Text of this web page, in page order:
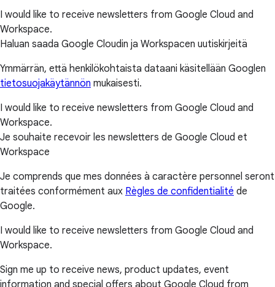
I would like to receive newsletters from Google Cloud and
Workspace.
Haluan saada Google Cloudin ja Workspacen uutiskirjeitä
Ymmärrän, että henkilökohtaista dataani käsitellään Googlen
tietosuojakäytännön mukaisesti.
I would like to receive newsletters from Google Cloud and
Workspace.
Je souhaite recevoir les newsletters de Google Cloud et
Workspace
Je comprends que mes données à caractère personnel seront
traitées conformément aux Règles de confidentialité de
Google.
I would like to receive newsletters from Google Cloud and
Workspace.
Sign me up to receive news, product updates, event
information and special offers about Google Cloud from